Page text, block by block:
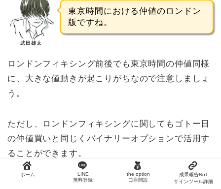
武田雄太
東京時間における仲値のロンドン
版ですね。
ロンドンフィキシング前後でも東京時間の仲値同様
に、大きな値動きが起こりがちなので注意しましょ
う。
ただし、ロンドンフィキシングに関してもゴトー日
の仲値買いと同じくバイナリーオプションで活用す
ることができます。
ホーム
LINE
無料登録
the option
口座開設
成果報告No1
サインツール詳細